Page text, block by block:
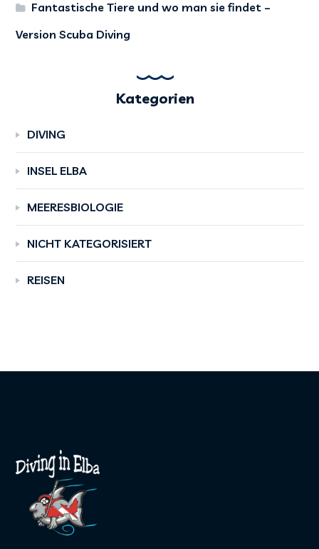
Fantastische Tiere und wo man sie findet –
Version Scuba Diving
Kategorien
DIVING
INSEL ELBA
MEERESBIOLOGIE
NICHT KATEGORISIERT
REISEN